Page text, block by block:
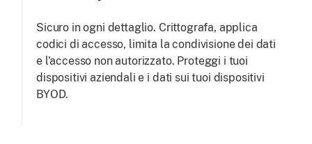
Sicuro in ogni dettaglio. Crittografa, applica
codici di accesso, limita la condivisione dei dati
e l'accesso non autorizzato. Proteggi i tuoi
dispositivi aziendali e i dati sui tuoi dispositivi
BYOD.